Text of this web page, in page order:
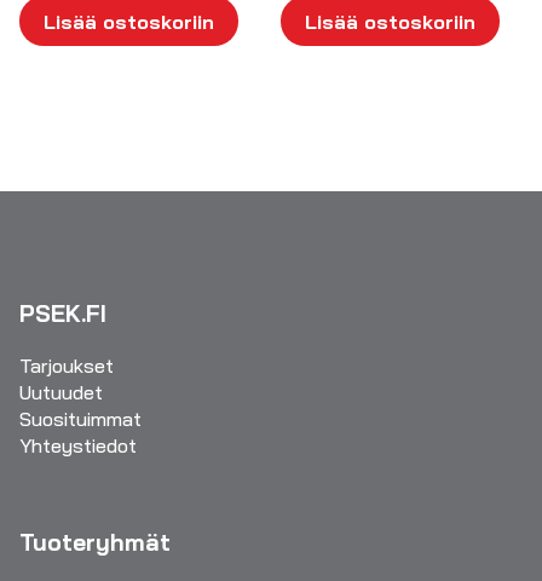
Lisää ostoskoriin Lisää ostoskoriin
PSEK.FI
Tarjoukset
Uutuudet
Suosituimmat
Yhteystiedot
Tuoteryhmät